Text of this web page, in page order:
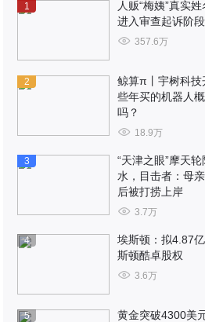
1
人贩“梅姨”真实
进入审查起诉阶段
357.6万
2
鲸算π丨宇树科技
些年买的机器人
吗？
18.9万
3
“天津之眼”摩天
水，目击者：母
后被打捞上岸
3.7万
4
埃斯顿：拟4.87
斯顿酷卓股权
3.6万
5
黄金突破4300美